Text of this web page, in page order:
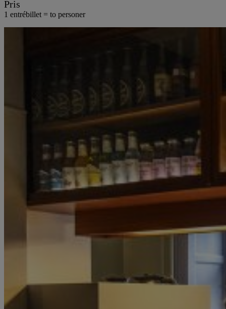
Pris
1 entrébillet = to personer